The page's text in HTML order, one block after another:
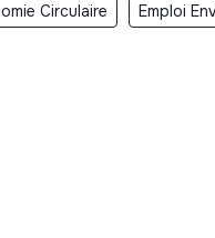
Circulaire Emploi